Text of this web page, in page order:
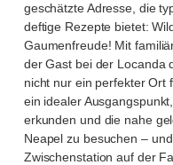
geschätzte Adresse, die
deftige Rezepte bietet:
Gaumenfreude! Mit
der Gast bei der Locanda
nicht nur ein perfekter Ort
ein idealer
erkunden und die nahe
Neapel zu besuchen –
Zwischenstation auf der